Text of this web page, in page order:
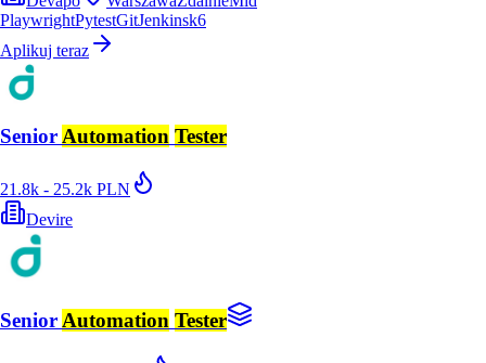
PlaywrightPytestGitJenkinsk6
Aplikuj teraz
Senior Automation Tester
21.8k - 25.2k PLN
Devire
SeniorAutomation Tester